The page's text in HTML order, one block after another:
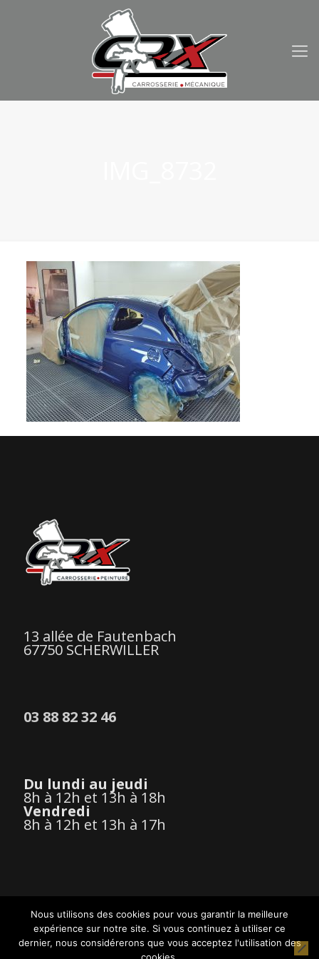
13 allée de Fautenbach
67750 SCHERWILLER
03 88 82 32 46
Du lundi au jeudi
8h à 12h et 13h à 18h
Vendredi
8h à 12h et 13h à 17h
Mentions légales
Médiation de la consommation
Nous utilisons des cookies pour vous garantir la meilleure
expérience sur notre site. Si vous continuez à utiliser ce
dernier, nous considérerons que vous acceptez l'utilisation des